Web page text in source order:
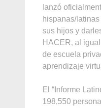
lanzó
hispanas/
sus hijos y
HACER, al
de escuela
aprendizaje
El “Informe
198,550